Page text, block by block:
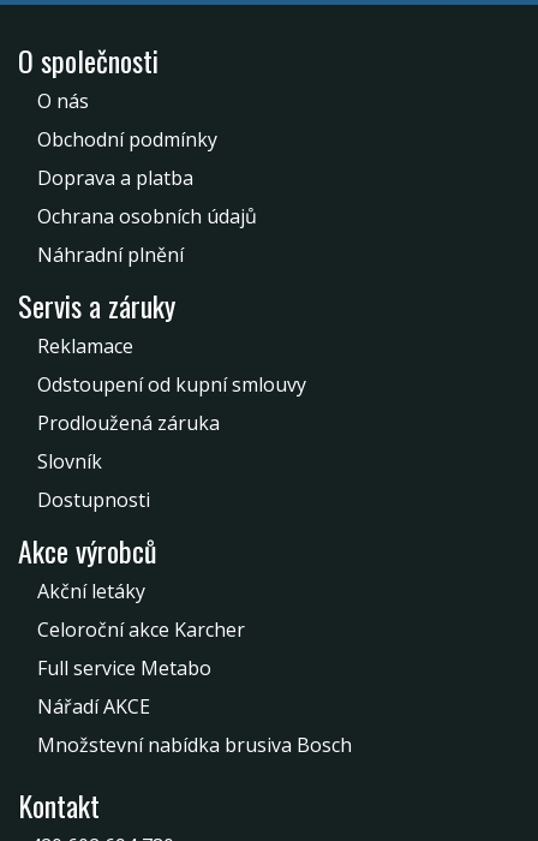
O společnosti
O nás
Obchodní podmínky
Doprava a platba
Ochrana osobních údajů
Náhradní plnění
Servis a záruky
Reklamace
Odstoupení od kupní smlouvy
Prodloužená záruka
Slovník
Dostupnosti
Akce výrobců
Akční letáky
Celoroční akce Karcher
Full service Metabo
Nářadí AKCE
Množstevní nabídka brusiva Bosch
Kontakt